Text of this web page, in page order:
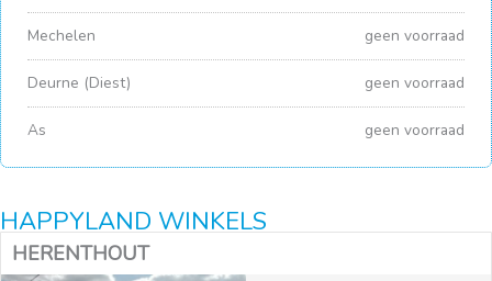
Mechelen geen voorraad
Deurne (Diest) geen voorraad
As geen voorraad
HAPPYLAND WINKELS
HERENTHOUT